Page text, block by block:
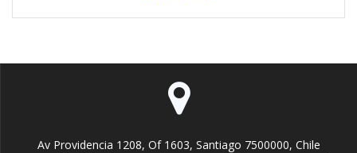
Av Providencia 1208, Of 1603, Santiago 7500000, Chile